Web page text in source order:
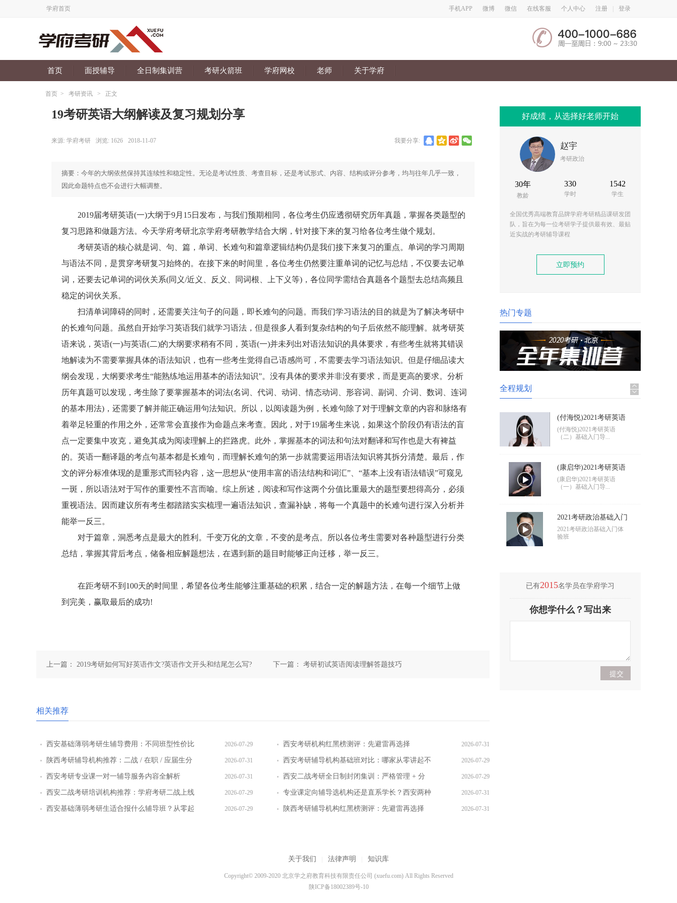
学府首页 手机APP 微博 微信 在线客服 个人中心 注册 登录
首页 面授辅导 全日制集训营 考研火箭班 学府网校 老师 关于学府
首页 > 考研资讯 > 正文
19考研英语大纲解读及复习规划分享
来源: 学府考研 浏览: 1626 2018-11-07 我要分享:
摘要：今年的大纲依然保持其连续性和稳定性。无论是考试性质、考查目标，还是考试形式、内容、结构或评分参考，均与往年几乎一致，
因此命题特点也不会进行大幅调整。
2019届考研英语(一)大纲于9月15日发布，与我们预期相同，各位考生仍应透彻研究历年真题，掌握各类题型的
复习思路和做题方法。今天学府考研北京学府考研教学结合大纲，针对接下来的复习给各位考生做个规划。
考研英语的核心就是词、句、篇，单词、长难句和篇章逻辑结构仍是我们接下来复习的重点。单词的学习周期
与语法不同，是贯穿考研复习始终的。在接下来的时间里，各位考生仍然要注重单词的记忆与总结，不仅要去记单
词，还要去记单词的词伙关系(同义/近义、反义、同词根、上下义等)，各位同学需结合真题各个题型去总结高频且
稳定的词伙关系。
扫清单词障碍的同时，还需要关注句子的问题，即长难句的问题。而我们学习语法的目的就是为了解决考研中
的长难句问题。虽然自开始学习英语我们就学习语法，但是很多人看到复杂结构的句子后依然不能理解。就考研英
语来说，英语(一)与英语(二)的大纲要求稍有不同，英语(一)并未列出对语法知识的具体要求，有些考生就将其错误
地解读为不需要掌握具体的语法知识，也有一些考生觉得自己语感尚可，不需要去学习语法知识。但是仔细品读大
纲会发现，大纲要求考生“能熟练地运用基本的语法知识”。没有具体的要求并非没有要求，而是更高的要求。分析
历年真题可以发现，考生除了要掌握基本的词法(名词、代词、动词、情态动词、形容词、副词、介词、数词、连词
的基本用法)，还需要了解并能正确运用句法知识。所以，以阅读题为例，长难句除了对于理解文章的内容和脉络有
着举足轻重的作用之外，还常常会直接作为命题点来考查。因此，对于19届考生来说，如果这个阶段仍有语法的盲
点一定要集中攻克，避免其成为阅读理解上的拦路虎。此外，掌握基本的词法和句法对翻译和写作也是大有裨益
的。英语一翻译题的考点句基本都是长难句，而理解长难句的第一步就需要运用语法知识将其拆分清楚。最后，作
文的评分标准体现的是重形式而轻内容，这一思想从“使用丰富的语法结构和词汇”、“基本上没有语法错误”可窥见
一斑，所以语法对于写作的重要性不言而喻。综上所述，阅读和写作这两个分值比重最大的题型要想得高分，必须
重视语法。因而建议所有考生都踏踏实实梳理一遍语法知识，查漏补缺，将每一个真题中的长难句进行深入分析并
能举一反三。
对于篇章，洞悉考点是最大的胜利。千变万化的文章，不变的是考点。所以各位考生需要对各种题型进行分类
总结，掌握其背后考点，储备相应解题想法，在遇到新的题目时能够正向迁移，举一反三。
在距考研不到100天的时间里，希望各位考生能够注重基础的积累，结合一定的解题方法，在每一个细节上做
到完美，赢取最后的成功!
上一篇： 2019考研如何写好英语作文?英语作文开头和结尾怎么写? 下一篇： 考研初试英语阅读理解答题技巧
相关推荐
西安基础薄弱考研生辅导费用：不同班型性价比
对比
2026-07-29 西安考研机构红黑榜测评：先避雷再选择 2026-07-31
陕西考研辅导机构推荐：二战 / 在职 / 应届生分
层教学方案
2026-07-31 西安考研辅导机构基础班对比：哪家从零讲起不
跳步骤
2026-07-29
西安考研专业课一对一辅导服务内容全解析 2026-07-31 西安二战考研全日制封闭集训：严格管理 + 分
层教学效果实测
2026-07-29
西安二战考研培训机构推荐：学府考研二战上线
率提升路径
2026-07-29 专业课定向辅导选机构还是直系学长？西安两种
模式全对比
2026-07-31
西安基础薄弱考研生适合报什么辅导班？从零起 2026-07-29 陕西考研辅导机构红黑榜测评：先避雷再选择 2026-07-31
好成绩，从选择好老师开始
赵宇
考研政治
30年
教龄
330
学时
1542
学生
全国优秀高端教育品牌学府考研精品课研发团
队，旨在为每一位考研学子提供最有效、最贴
近实战的考研辅导课程
立即预约
热门专题
全程规划
(付海悦)2021考研英语
2021考研政治基础入门
导学
2021考研政治基础入门体
验班
(付海悦)2021考研英语
（二）基础入门导学
(付海悦)2021考研英语
（二）基础入门导...
(康启华)2021考研英语
（一）基础入门导学
(康启华)2021考研英语
（一）基础入门导...
2021考研政治基础入门
导学
2021考研政治基础入门体
验班
(付海悦)2021考研英语
（二）基础入门导学
(付海悦)2021考研英语
（二）基础入门导...
（一）基础入门导学
(康启华)2021考研英语
（一）基础入门导...
已有2015名学员在学府学习
你想学什么？写出来
关于我们 法律声明 知识库
Copyright© 2009-2020 北京学之府教育科技有限责任公司 (xuefu.com) All Rights Reserved
陕ICP备18002389号-10